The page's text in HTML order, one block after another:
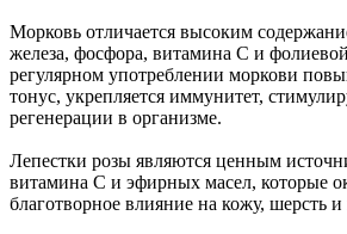
Морковь отличается высоким
железа, фосфора, витамина С и
регулярном употреблении моркови
тонус, укрепляется иммунитет,
регенерации в организме.
Лепестки розы являются ценным
витамина С и эфирных масел, которые
благотворное влияние на кожу, шерсть